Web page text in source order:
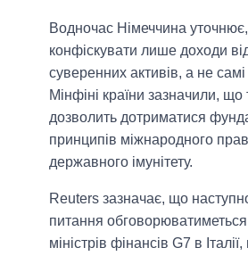
Водночас Німеччина
конфіскувати лише доходи
суверенних активів, а не
Мінфіні країни зазначили, що
дозволить дотриматися
принципів міжнародного
державного імунітету.
Reuters зазначає, що
питання обговорюватиметься
міністрів фінансів G7 в